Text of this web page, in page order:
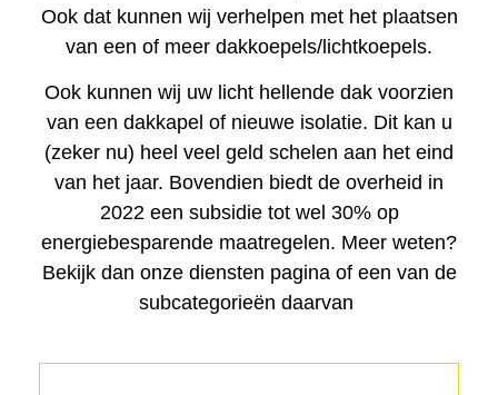
Ook dat kunnen wij verhelpen met het plaatsen
van een of meer dakkoepels/lichtkoepels.
Ook kunnen wij uw licht hellende dak voorzien
van een dakkapel of nieuwe isolatie. Dit kan u
(zeker nu) heel veel geld schelen aan het eind
van het jaar. Bovendien biedt de overheid in
2022 een subsidie tot wel 30% op
energiebesparende maatregelen. Meer weten?
Bekijk dan onze diensten pagina of een van de
subcategorieën daarvan